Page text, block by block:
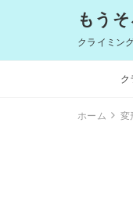
もう
クライミン
ク
ホーム 変